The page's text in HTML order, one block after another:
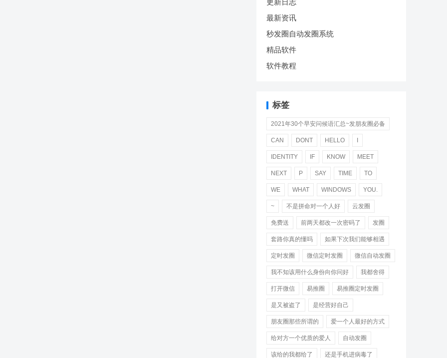
更新日志
最新资讯
秒发圈自动发圈系统
精品软件
软件教程
标签
2021年30个早安问候语汇总~发朋友圈必备
CAN DONT HELLO
IDENTITY IF KNOW MEET
NEXT P SAY TIME TO
WE WHAT WINDOWS YOU.
~ 不是拼命对一个人好 云发圈
免费送 前两天都改一次密码了 发圈
套路你真的懂吗 如果下次我们能够相遇
定时发圈 微信定时发圈 微信自动发圈
我不知该用什么身份向你问好 我都舍得
打开微信 易推圈 易推圈定时发圈
是又被盗了 是经营好自己
朋友圈那些所谓的 爱一个人最好的方式
给对方一个优质的爱人 自动发圈
该给的我都给了 还是手机进病毒了